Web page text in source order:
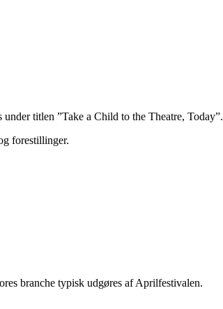
titlen ”Take a Child to the Theatre, Today”.
forestillinger.
branche typisk udgøres af Aprilfestivalen.